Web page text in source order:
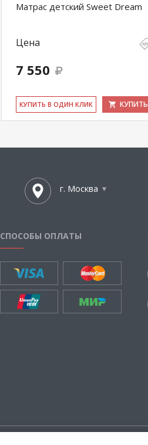
Матрас детский Sweet Dream
Цена
7 550
КУ­ПИТЬ В ОДИН КЛИК КУПИТЬ
г. Москва
СПОСОБЫ ОПЛАТЫ